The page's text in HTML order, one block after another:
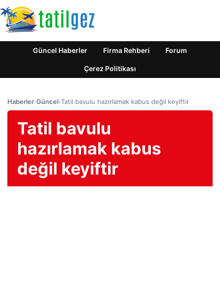
Güncel Haberler Firma Rehberi Forum
Çerez Politikası
Haberler›Güncel›Tatil bavulu hazırlamak kabus değil keyiftir
Tatil bavulu
hazırlamak kabus
değil keyiftir